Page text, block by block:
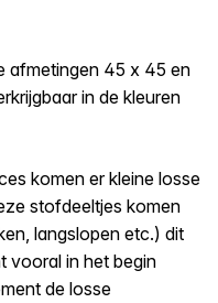
afmetingen 45 x 45 en
in de kleuren
komen er kleine losse
stofdeeltjes komen
langslopen etc.) dit
vooral in het begin
de losse